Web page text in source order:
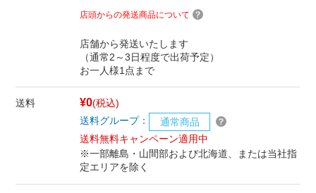
店頭からの発送商品について
店舗から発送いたします
（通常2～3日程度で出荷予定）
お一人様1点まで
送料 ¥0(税込)
送料グループ：
通常商品
送料無料キャンペーン適用中
※一部離島・山間部および北海道、または当社指
定エリアを除く